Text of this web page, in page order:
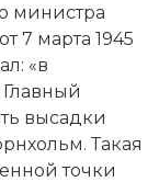
министра
7 марта 1945
«в
высадки
Такая
точки